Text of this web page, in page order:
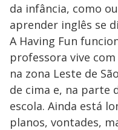
da infância, como
aprender inglês se
A Having Fun
professora vive
na zona Leste de
de cima e, na parte
escola. Ainda está
planos, vontades,